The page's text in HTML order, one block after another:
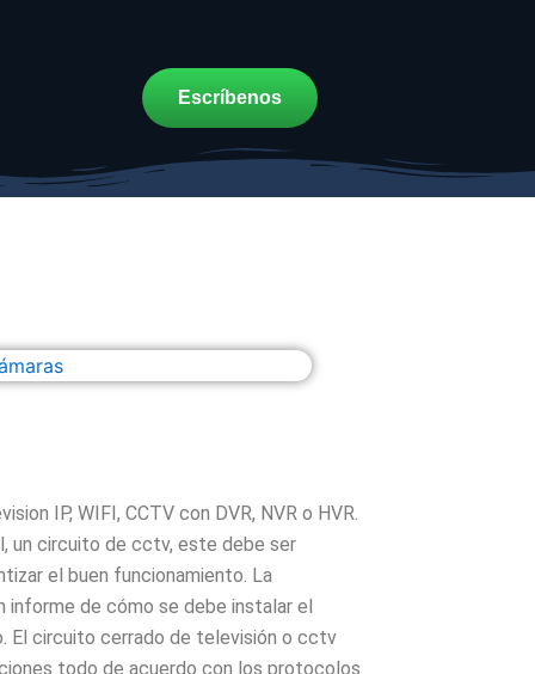
Escríbenos
IP, WIFI, CCTV con DVR, NVR o HVR.
un circuito de cctv, este debe ser
el buen funcionamiento. La
informe de cómo se debe instalar el
El circuito cerrado de televisión o cctv
todo de acuerdo con los protocolos